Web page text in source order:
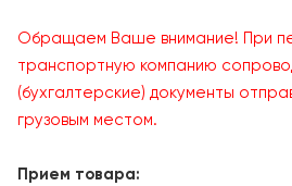
Обращаем Ваше внимание! При
транспортную компанию
(бухгалтерские) документы
грузовым местом.
Прием товара: